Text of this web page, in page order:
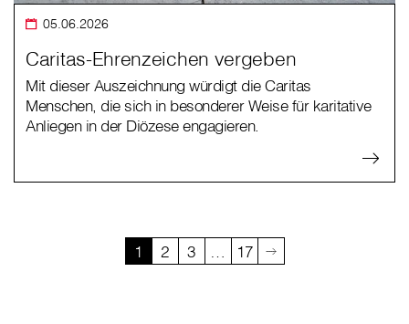
05.06.2026
Caritas-Ehrenzeichen vergeben
Mit dieser Auszeichnung würdigt die Caritas
Menschen, die sich in besonderer Weise für karitative
Anliegen in der Diözese engagieren.
1 2 3 … 17